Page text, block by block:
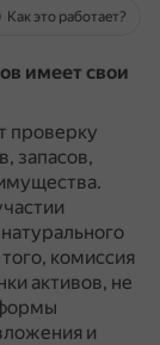
Как это работает?
имеет свои
проверку
запасов,
комиссия
активов, не
и